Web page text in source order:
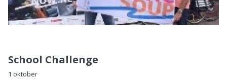
School Challenge
1 oktober